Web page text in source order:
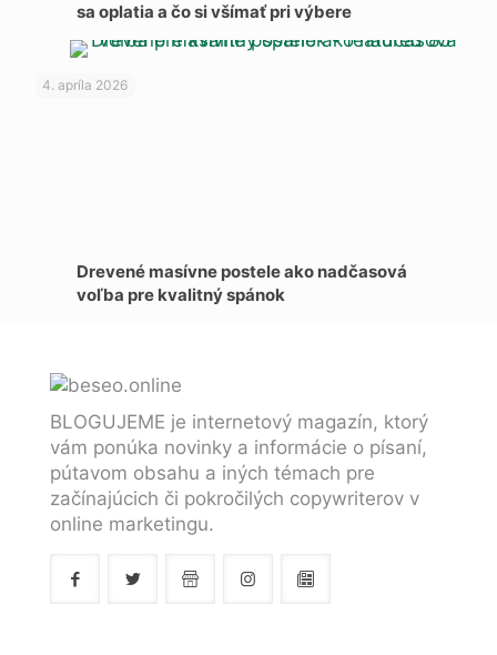
sa oplatia a čo si všímať pri výbere
4. apríla 2026
Drevené masívne postele ako nadčasová
voľba pre kvalitný spánok
BLOGUJEME je internetový magazín, ktorý
vám ponúka novinky a informácie o písaní,
pútavom obsahu a iných témach pre
začínajúcich či pokročilých copywriterov v
online marketingu.